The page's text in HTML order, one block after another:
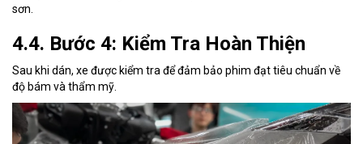
sơn.
4.4. Bước 4: Kiểm Tra Hoàn Thiện
Sau khi dán, xe được kiểm tra để đảm bảo phim đạt tiêu chuẩn về
độ bám và thẩm mỹ.